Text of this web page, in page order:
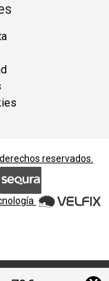
derechos reservados.